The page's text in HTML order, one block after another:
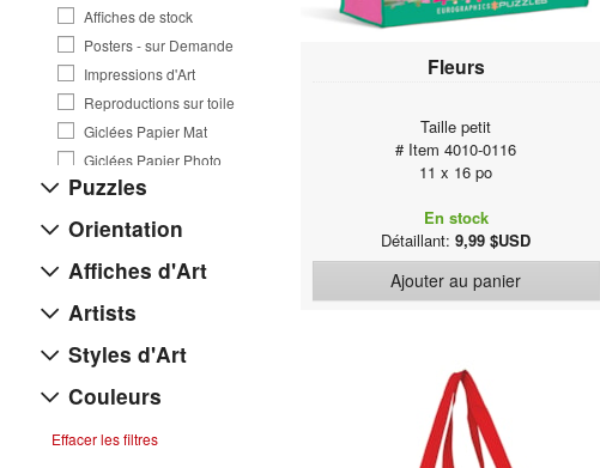
Affiches de stock
Posters - sur Demande
Impressions d'Art
Reproductions sur toile
Giclées Papier Mat
Giclées Papier Photo
Cartes de Voeux
Présentoirs
Puzzles
Orientation
Affiches d'Art
Artists
Styles d'Art
Couleurs
Effacer les filtres
Fleurs
Taille petit
# Item 4010-0116
11 x 16 po
En stock
Détaillant:9,99 $USD
Ajouter au panier